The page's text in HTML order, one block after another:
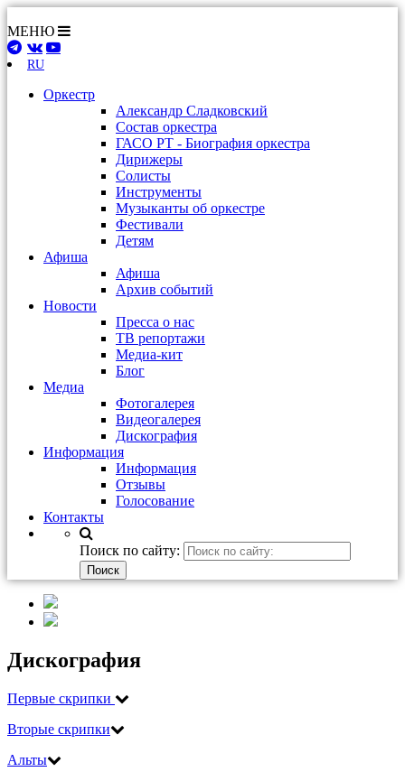
МЕНЮ
RU
Оркестр
Александр Сладковский
Состав оркестра
ГАСО РТ - Биография оркестра
Дирижеры
Солисты
Инструменты
Музыканты об оркестре
Фестивали
Детям
Афиша
Афиша
Архив событий
Новости
Пресса о нас
ТВ репортажи
Медиа-кит
Блог
Медиа
Фотогалерея
Видеогалерея
Дискография
Информация
Информация
Отзывы
Голосование
Контакты
Поиск по сайту:
Дискография
Первые скрипки
Вторые скрипки
Альты